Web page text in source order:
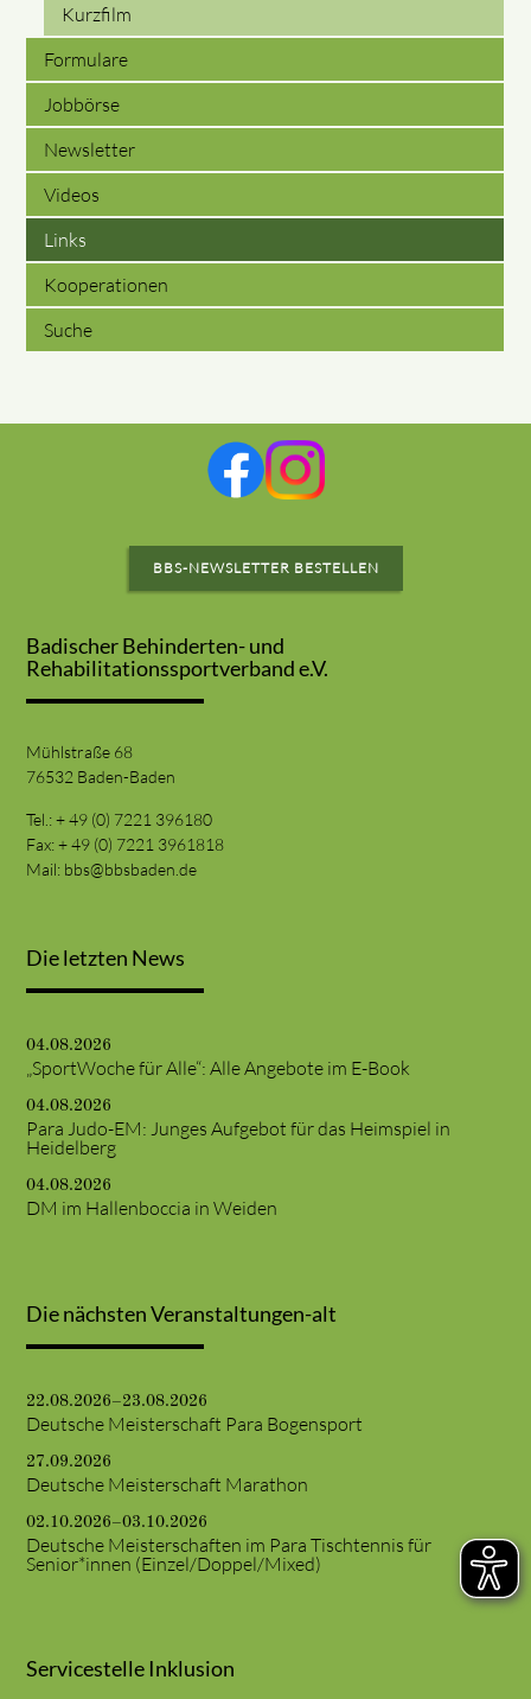
Kurzfilm
Formulare
Jobbörse
Newsletter
Videos
Links
Kooperationen
Suche
BBS-NEWSLETTER BESTELLEN
Badischer Behinderten- und
Rehabilitationssportverband e.V.
Mühlstraße 68
76532 Baden-Baden
Tel.: + 49 (0) 7221 396180
Fax: + 49 (0) 7221 3961818
Mail: bbs@bbsbaden.de
Die letzten News
04.08.2026
„SportWoche für Alle“: Alle Angebote im E-Book
04.08.2026
Para Judo-EM: Junges Aufgebot für das Heimspiel in
Heidelberg
04.08.2026
DM im Hallenboccia in Weiden
Die nächsten Veranstaltungen-alt
22.08.2026–23.08.2026
Deutsche Meisterschaft Para Bogensport
27.09.2026
Deutsche Meisterschaft Marathon
02.10.2026–03.10.2026
Deutsche Meisterschaften im Para Tischtennis für
Senior*innen (Einzel/Doppel/Mixed)
Servicestelle Inklusion